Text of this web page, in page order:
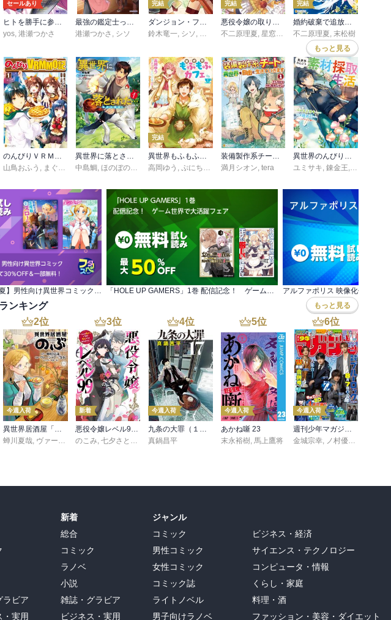
寺メイ
セールあり
ヒトを勝手に参謀にするんじゃない、この覇王。～ゲーム世界に放り込まれたオタクの苦労～(コミック)
yos, 港瀬つかさ
最強の鑑定士って誰のこと？
港瀬つかさ , シソ
完結
ダンジョン・ファーム～家を追い出されたので、ダンジョンに農場をつくって暮らそうと思います～（コミック）
鈴木竜一, シソ , もずくず
完結
悪役令嬢の取り巻きやめようと思います 1
不二原理夏, 星窓ぽんきち
完結
婚約破棄で追放されて、幸せな日々を過ごす。 ……え？ 私が世界に一人しか居ない水の聖女？ あ、今更泣きつかれても、知りませんけど？
不二原理夏,末松樹
もっと見る
のんびりＶＲＭＭＯ記
山鳥おふう , まぐろ猫＠恢猫
異世界に落とされた…浄化は基本！@COMIC
中島鯛 ,ほのぼのる500 ,イシバシヨウスケ
完結
異世界もふもふカフェ
高岡ゆう , ぷにちゃん ,Tobi
装備製作系チートで異世界を自由に生きていきます
満月シオン, tera
異世界のんびり素材採取生活
ユミサキ,錬金王, リッター
【フタスペ！2026年夏】男性向け異世界コミック 対象作品が最新巻まで全て30％OFF＆一部無料！ 「HOLE UP GAMERS」1巻 配信記念！ ゲーム世界で大活躍フェア アルファポリス 映像化作品フェア
ンキング もっと見る
2位
今週入荷
蝉川夏哉, ヴァージニア二等兵 ,転
3位
新着
のこみ ,七夕さとり Tea
4位
今週入荷
真鍋昌平
5位
今週入荷
あかね噺 23
末永裕樹, 馬上鷹将
6位
今週入荷
金城宗幸
ノ村優介
ラビア
・実用
新着
総合
コミック
ラノベ
小説
雑誌・グラビア
ビジネス・実用
ジャンル
コミック
男性コミック
女性コミック
コミック誌
ライトノベル
男子向けラノベ
ビジネス・経済
サイエンス・テクノロジー
コンピュータ・情報
くらし・家庭
料理・酒
ファッション・美容・ダイエット